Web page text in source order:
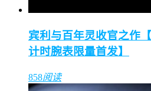
宾利与百年灵收官之作
计时腕表限量首发】
858阅读